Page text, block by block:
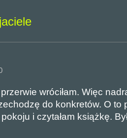
wróciłam. Więc
do konkretów. O to
i czytałam książkę.